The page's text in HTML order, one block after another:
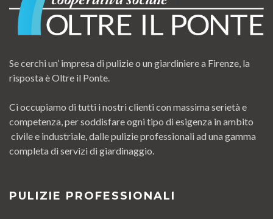
Se cerchi un’ impresa di pulizie o un giardiniere a Firenze, la
risposta è Oltre il Ponte.
Ci occupiamo di tutti i nostri clienti con massima serietà e
competenza, per soddisfare ogni tipo di esigenza in ambito
civile e industriale, dalle pulizie professionali ad una gamma
completa di servizi di giardinaggio.
PULIZIE PROFESSIONALI